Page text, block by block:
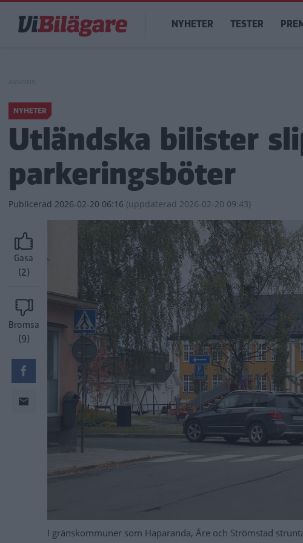
huvudinnehåll
Main
navigation
NYHETER TESTER
NYHETER
Utländska bilister
parkeringsböter
Publicerad 2026-02-20 06:16 (uppdaterad 2026-02-20 09:43)
Gasa
(2)
Bromsa
(9)
I gränskommuner som Haparanda, Åre och Strömstad